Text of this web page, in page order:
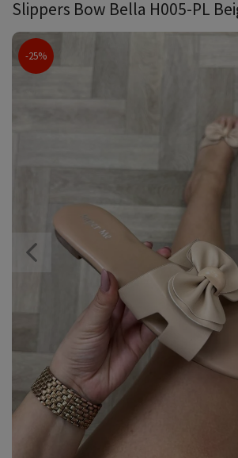
Slippers Bow Bella H005-PL
-25%